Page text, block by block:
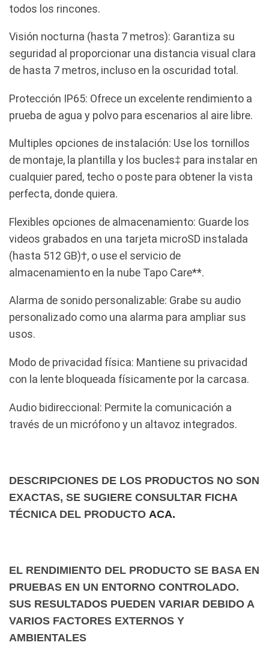
todos los rincones.
Visión nocturna (hasta 7 metros): Garantiza su
seguridad al proporcionar una distancia visual clara
de hasta 7 metros, incluso en la oscuridad total.
Protección IP65: Ofrece un excelente rendimiento a
prueba de agua y polvo para escenarios al aire libre.
Multiples opciones de instalación: Use los tornillos
de montaje, la plantilla y los bucles‡ para instalar en
cualquier pared, techo o poste para obtener la vista
perfecta, donde quiera.
Flexibles opciones de almacenamiento: Guarde los
videos grabados en una tarjeta microSD instalada
(hasta 512 GB)†, o use el servicio de
almacenamiento en la nube Tapo Care**.
Alarma de sonido personalizable: Grabe su audio
personalizado como una alarma para ampliar sus
usos.
Modo de privacidad física: Mantiene su privacidad
con la lente bloqueada físicamente por la carcasa.
Audio bidireccional: Permite la comunicación a
través de un micrófono y un altavoz integrados.
DESCRIPCIONES DE LOS PRODUCTOS NO SON
EXACTAS, SE SUGIERE CONSULTAR FICHA
TÉCNICA DEL PRODUCTO ACA.
EL RENDIMIENTO DEL PRODUCTO SE BASA EN
PRUEBAS EN UN ENTORNO CONTROLADO.
SUS RESULTADOS PUEDEN VARIAR DEBIDO A
VARIOS FACTORES EXTERNOS Y
AMBIENTALES